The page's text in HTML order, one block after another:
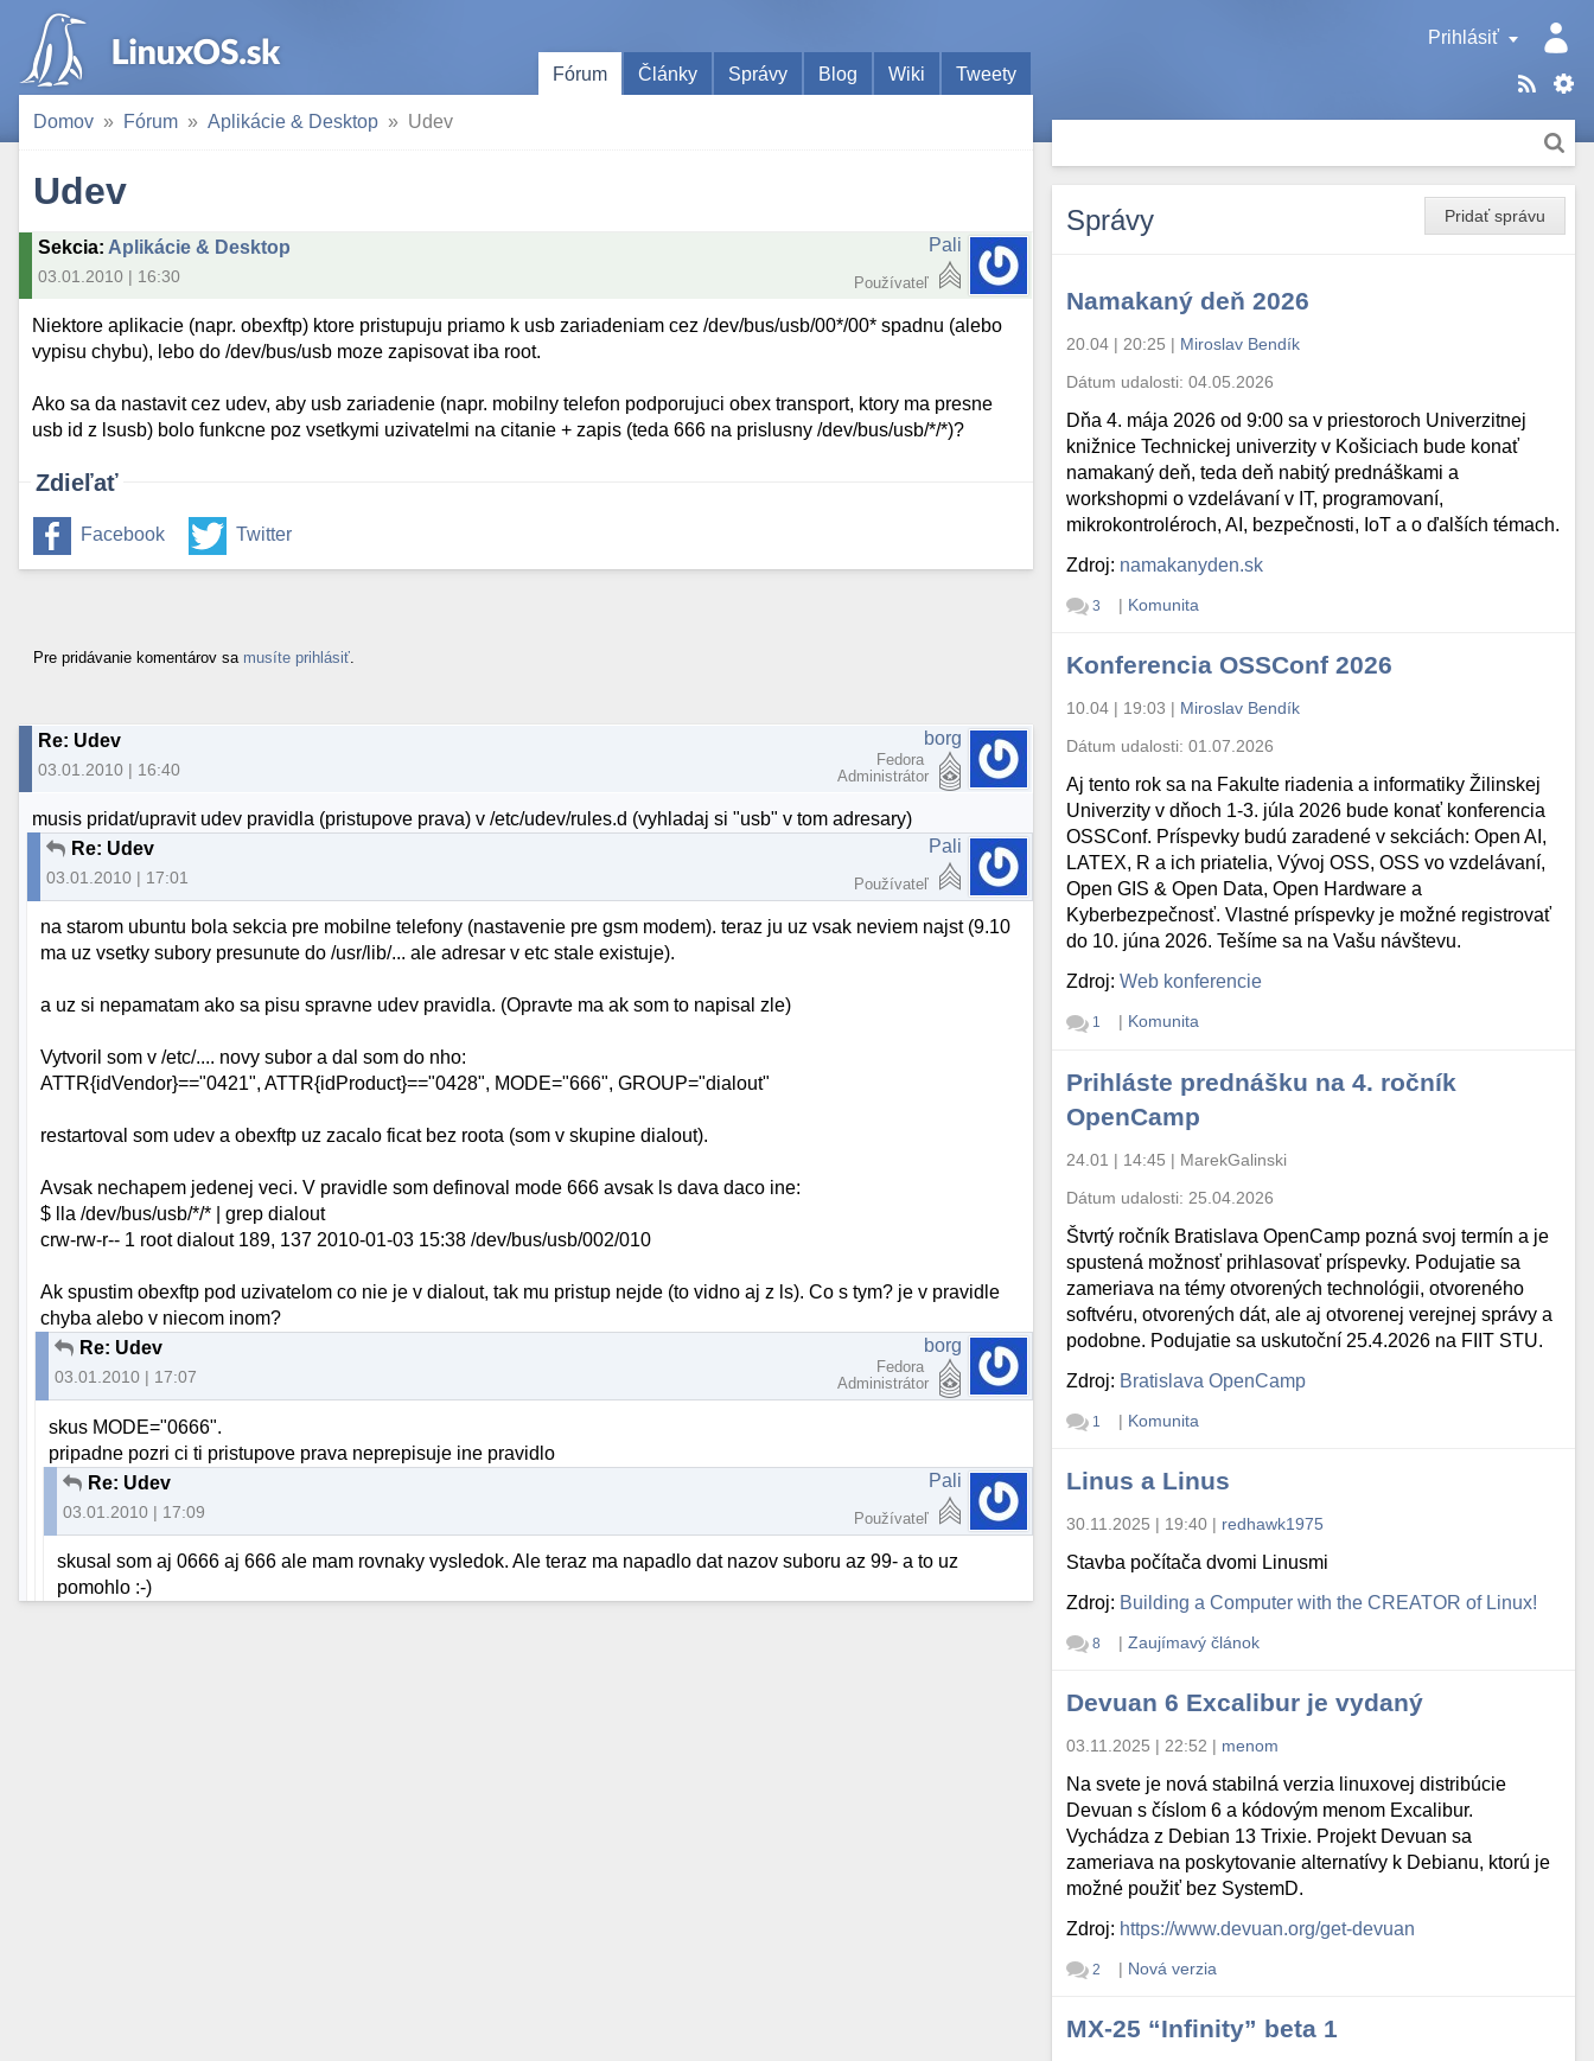
Prihlásiť
Fórum
Články Správy Blog Wiki Tweety
Domov Fórum Aplikácie & Desktop Udev
Udev
Sekcia: Aplikácie & Desktop
03.01.2010 | 16:30
Pali
Používateľ
Niektore aplikacie (napr. obexftp) ktore pristupuju priamo k usb zariadeniam cez /dev/bus/usb/00*/00* spadnu (alebo
vypisu chybu), lebo do /dev/bus/usb moze zapisovat iba root.
Ako sa da nastavit cez udev, aby usb zariadenie (napr. mobilny telefon podporujuci obex transport, ktory ma presne
usb id z lsusb) bolo funkcne poz vsetkymi uzivatelmi na citanie + zapis (teda 666 na prislusny /dev/bus/usb/*/*)?
Zdieľať
Facebook Twitter
Pre pridávanie komentárov sa musíte prihlásiť
Re: Udev
03.01.2010 | 16:40
borg
Fedora
Administrátor
musis pridat/upravit udev pravidla (pristupove prava) v /etc/udev/rules.d (vyhladaj si "usb" v tom adresary)
Re: Udev
03.01.2010 | 17:01
Pali
Používateľ
na starom ubuntu bola sekcia pre mobilne telefony (nastavenie pre gsm modem). teraz ju uz vsak neviem najst (9.10
ma uz vsetky subory presunute do /usr/lib/... ale adresar v etc stale existuje).
a uz si nepamatam ako sa pisu spravne udev pravidla. (Opravte ma ak som to napisal zle)
Vytvoril som v /etc/.... novy subor a dal som do nho:
ATTR{idVendor}=="0421", ATTR{idProduct}=="0428", MODE="666", GROUP="dialout"
restartoval som udev a obexftp uz zacalo ficat bez roota (som v skupine dialout).
Avsak nechapem jedenej veci. V pravidle som definoval mode 666 avsak ls dava daco ine:
$ lla /dev/bus/usb/*/* | grep dialout
crw-rw-r-- 1 root dialout 189, 137 2010-01-03 15:38 /dev/bus/usb/002/010
Ak spustim obexftp pod uzivatelom co nie je v dialout, tak mu pristup nejde (to vidno aj z ls). Co s tym? je v pravidle
chyba alebo v niecom inom?
Re: Udev
03.01.2010 | 17:07
borg
Fedora
Administrátor
skus MODE="0666".
pripadne pozri ci ti pristupove prava neprepisuje ine pravidlo
Re: Udev
03.01.2010 | 17:09
Pali
Používateľ
skusal som aj 0666 aj 666 ale mam rovnaky vysledok. Ale teraz ma napadlo dat nazov suboru az 99- a to uz
pomohlo :-)
Pridať správu
Správy
Namakaný deň 2026
20.04 | 20:25 | Miroslav Bendík
Dátum udalosti:04.05.2026
Dňa 4. mája 2026 od 9:00 sa v priestoroch Univerzitnej
knižnice Technickej univerzity v Košiciach bude konať
namakaný deň, teda deň nabitý prednáškami a
workshopmi o vzdelávaní v IT, programovaní,
mikrokontroléroch, AI, bezpečnosti, IoT a o ďalších témach.
Zdroj: namakanyden.sk
3 | Komunita
Konferencia OSSConf 2026
10.04 | 19:03 | Miroslav Bendík
Dátum udalosti:01.07.2026
Aj tento rok sa na Fakulte riadenia a informatiky Žilinskej
Univerzity v dňoch 1-3. júla 2026 bude konať konferencia
OSSConf. Príspevky budú zaradené v sekciách: Open AI,
LATEX, R a ich priatelia, Vývoj OSS, OSS vo vzdelávaní,
Open GIS & Open Data, Open Hardware a
Kyberbezpečnosť. Vlastné príspevky je možné registrovať
do 10. júna 2026. Tešíme sa na Vašu návštevu.
Zdroj:Web konferencie
1 | Komunita
Prihláste prednášku na 4. ročník
OpenCamp
24.01 | 14:45 | MarekGalinski
Dátum udalosti: 25.04.2026
Štvrtý ročník Bratislava OpenCamp pozná svoj termín a je
spustená možnosť prihlasovať príspevky. Podujatie sa
zameriava na témy otvorených technológii, otvoreného
softvéru, otvorených dát, ale aj otvorenej verejnej správy a
podobne. Podujatie sa uskutoční 25.4.2026 na FIIT STU.
Zdroj: Bratislava OpenCamp
1 | Komunita
Linus a Linus
30.11.2025 | 19:40 | redhawk1975
Stavba počítača dvomi Linusmi
Zdroj: Building a Computer with the CREATOR of Linux!
8 | Zaujímavý článok
Devuan 6 Excalibur je vydaný
03.11.2025 | 22:52 | menom
Na svete je nová stabilná verzia linuxovej distribúcie
Devuan s číslom 6 a kódovým menom Excalibur.
Vychádza z Debian 13 Trixie. Projekt Devuan sa
zameriava na poskytovanie alternatívy k Debianu, ktorú je
možné použiť bez SystemD.
Zdroj: https://www.devuan.org/get-devuan
2 | Nová verzia
MX-25 “Infinity” beta 1